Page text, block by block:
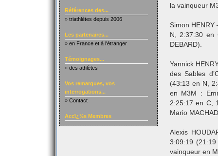
Références des...
» triathlètes depuis 2006
Les partenaires...
» en France et à l'étranger
Témoignages...
» des athlètes
Vos remarques, vos
interrogations...
» Contact
Accï¿½s Membres
la vainqueur
Simon HENRY
N, 2:37:30 en
DEBARD).
Yannick
des Sables
(43:13 en N,
en M3M :
2:25:17 en C,
Mario
Alexis
3:09:19
vainqueur en